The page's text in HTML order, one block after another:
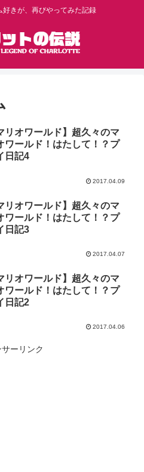
きが、再びやってみた記録
リオワールド】超久々のマ
ワールド！はたして！？プ
日記4
2017.04.09
リオワールド】超久々のマ
ワールド！はたして！？プ
日記3
2017.04.07
リオワールド】超久々のマ
ワールド！はたして！？プ
日記2
2017.04.06
サーリンク